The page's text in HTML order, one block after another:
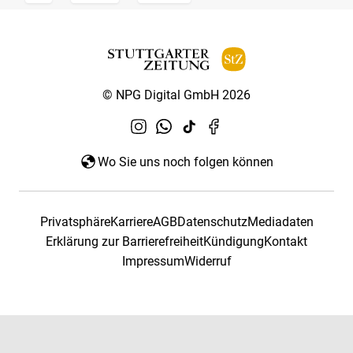
© NPG Digital GmbH 2026
Wo Sie uns noch folgen können
PrivatsphäreKarriereAGBDatenschutzMediadaten
Erklärung zur BarrierefreiheitKündigungKontakt
ImpressumWiderruf